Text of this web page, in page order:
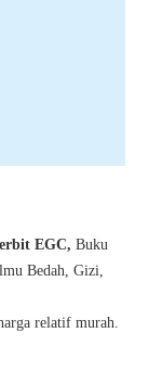
EGC, Buku
Bedah, Gizi,
relatif murah.